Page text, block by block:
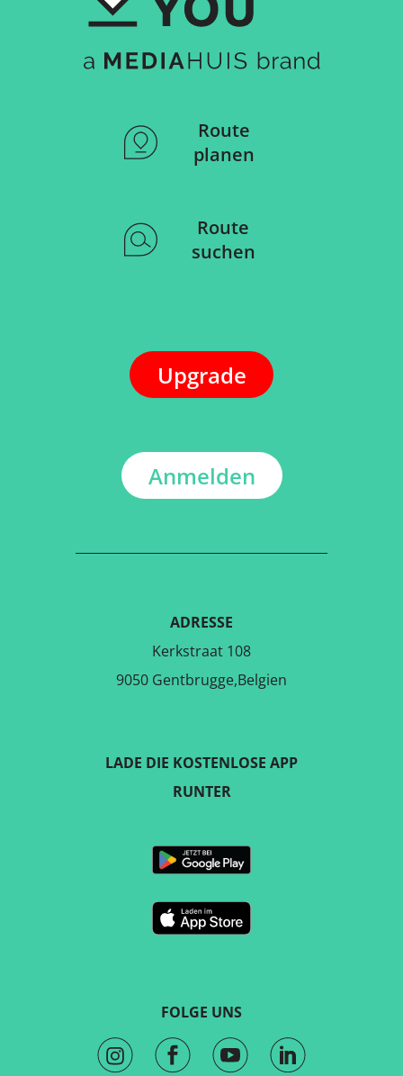
Route
planen
Route
suchen
Upgrade
Anmelden
ADRESSE
Kerkstraat 108
9050 Gentbrugge,Belgien
FOLGE UNS
LADE DIE KOSTENLOSE APP
RUNTER